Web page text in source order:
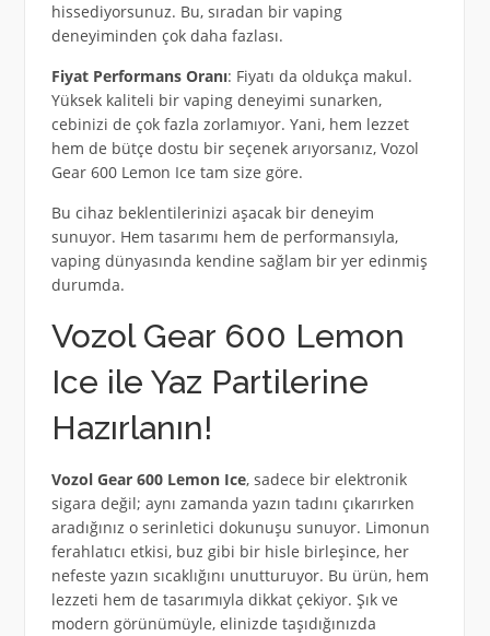
hissediyorsunuz. Bu, sıradan bir vaping
deneyiminden çok daha fazlası.
Fiyat Performans Oranı: Fiyatı da oldukça makul.
Yüksek kaliteli bir vaping deneyimi sunarken,
cebinizi de çok fazla zorlamıyor. Yani, hem lezzet
hem de bütçe dostu bir seçenek arıyorsanız, Vozol
Gear 600 Lemon Ice tam size göre.
Bu cihaz beklentilerinizi aşacak bir deneyim
sunuyor. Hem tasarımı hem de performansıyla,
vaping dünyasında kendine sağlam bir yer edinmiş
durumda.
Vozol Gear 600 Lemon
Ice ile Yaz Partilerine
Hazırlanın!
Vozol Gear 600 Lemon Ice, sadece bir elektronik
sigara değil; aynı zamanda yazın tadını çıkarırken
aradığınız o serinletici dokunuşu sunuyor. Limonun
ferahlatıcı etkisi, buz gibi bir hisle birleşince, her
nefeste yazın sıcaklığını unutturuyor. Bu ürün, hem
lezzeti hem de tasarımıyla dikkat çekiyor. Şık ve
modern görünümüyle, elinizde taşıdığınızda